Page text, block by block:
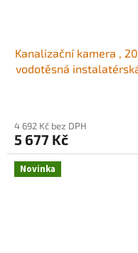
Kanalizační kamera ,
vodotěsná
karta pro
4 692 Kč bez DPH
5 677 Kč
Novinka